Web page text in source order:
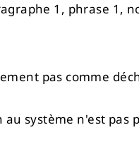
1, phrase 1,
pas comme
système n'est pas